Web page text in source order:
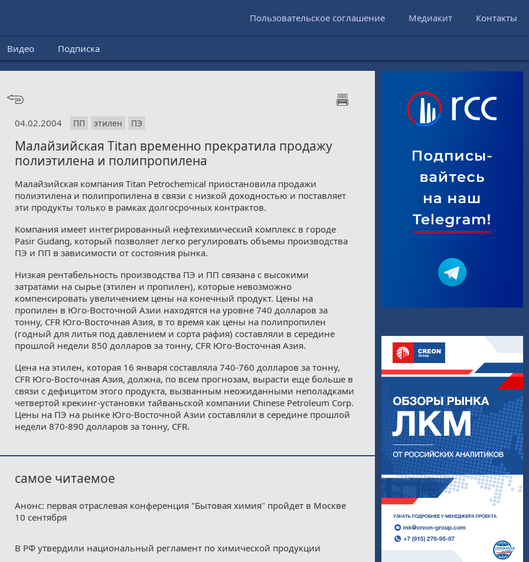
Пользовательское соглашение Медиакит Контакты
Видео Подписка
04.02.2004 ПП этилен ПЭ
Малайзийская Titan временно прекратила продажу
полиэтилена и полипропилена
Малайзийская компания Titan Petrochemical приостановила продажи
полиэтилена и полипропилена в связи с низкой доходностью и поставляет
эти продукты только в рамках долгосрочных контрактов.
Компания имеет интегрированный нефтехимический комплекс в городе
Pasir Gudang, который позволяет легко регулировать объемы производства
ПЭ и ПП в зависимости от состояния рынка.
Низкая рентабельность производства ПЭ и ПП связана с высокими
затратами на сырье (этилен и пропилен), которые невозможно
компенсировать увеличением цены на конечный продукт. Цены на
пропилен в Юго-Восточной Азии находятся на уровне 740 долларов за
тонну, CFR Юго-Восточная Азия, в то время как цены на полипропилен
(годный для литья под давлением и сорта рафия) составляли в середине
прошлой недели 850 долларов за тонну, CFR Юго-Восточная Азия.
Цена на этилен, которая 16 января составляла 740-760 долларов за тонну,
CFR Юго-Восточная Азия, должна, по всем прогнозам, вырасти еще больше в
связи с дефицитом этого продукта, вызванным неожиданными неполадками
четвертой крекинг-установки тайваньской компании Chinese Petroleum Corp.
Цены на ПЭ на рынке Юго-Восточной Азии составляли в середине прошлой
недели 870-890 долларов за тонну, CFR.
самое читаемое
Анонс: первая отраслевая конференция "Бытовая химия" пройдет в Москве
10 сентября
В РФ утвердили национальный регламент по химической продукции